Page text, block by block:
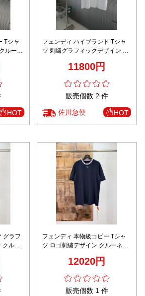
Tシャ
ルーネ
HOT
フェンディ ハイブランド Tシャ
ツ 刺繍グラフィックデザイン ク
11800円
販売個数 2 件
佐川急便 HOT
グラフ
クルー
フェンディ 本物級コピー Tシャ
ツ ロゴ刺繍デザイン クルーネッ
12020円
販売個数 1 件